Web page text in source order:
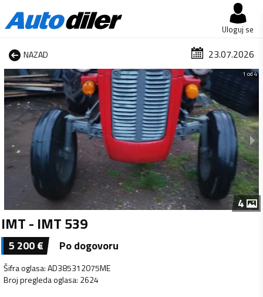
Uloguj se
NAZAD 23.07.2026
1 od 4
4
IMT - IMT 539
5 200€ Po dogovoru
Šifra oglasa:AD385312075ME
Broj pregleda oglasa: 2624